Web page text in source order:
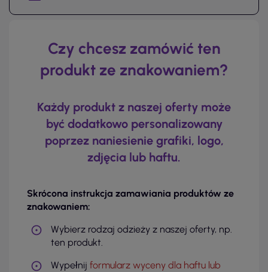
Czy chcesz zamówić ten
produkt ze znakowaniem?
Każdy produkt z naszej oferty może
być dodatkowo personalizowany
poprzez naniesienie grafiki, logo,
zdjęcia lub haftu.
Skrócona instrukcja zamawiania produktów ze
znakowaniem:
Wybierz rodzaj odzieży z naszej oferty, np.
ten produkt.
Wypełnij formularz wyceny dla haftu lub